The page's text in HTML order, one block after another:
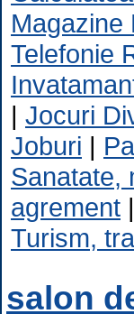
Magazine
Telefonie
| Jocuri
Joburi |
Sanatate,
agrement |
Turism,
salon